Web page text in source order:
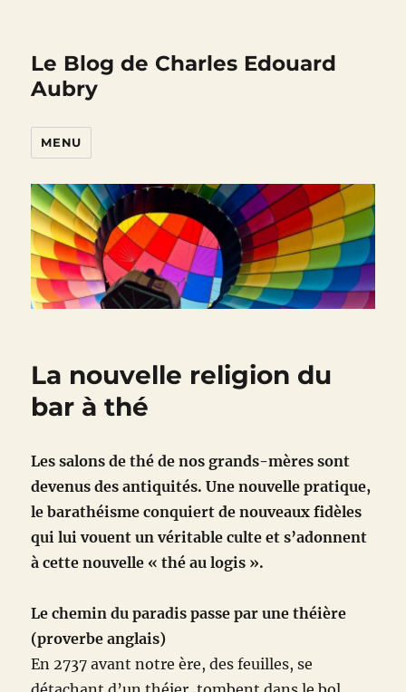
Le Blog de Charles Edouard
Aubry
MENU
La nouvelle religion du
bar à thé
Les salons de thé de nos grands-mères sont
devenus des antiquités. Une nouvelle pratique,
le barathéisme conquiert de nouveaux fidèles
qui lui vouent un véritable culte et s’adonnent
à cette nouvelle « thé au logis ».
Le chemin du paradis passe par une théière
(proverbe anglais)
En 2737 avant notre ère, des feuilles, se